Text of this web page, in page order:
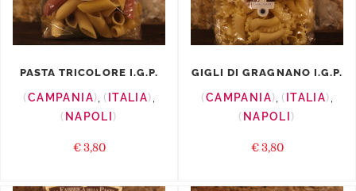
PASTA TRICOLORE I.G.P.
CAMPANIA , ITALIA ,
NAPOLI
€ 3,80
GIGLI DI GRAGNANO I.G.P.
CAMPANIA , ITALIA ,
NAPOLI
€ 3,80